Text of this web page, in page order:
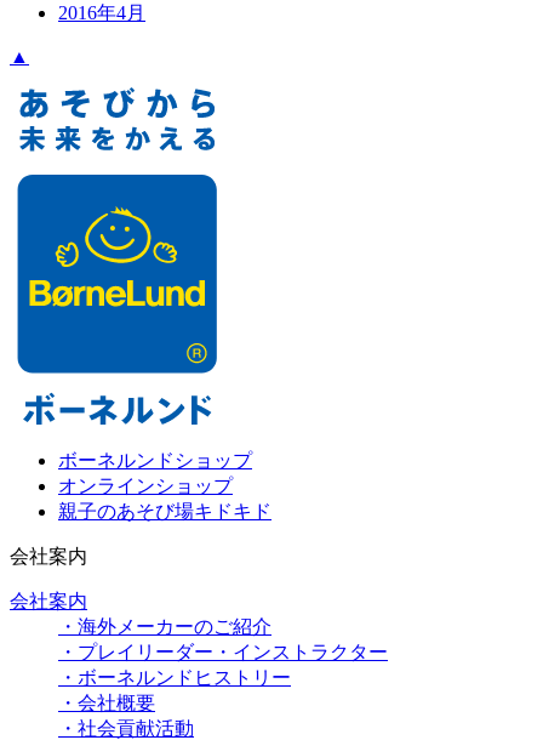
2016年4月
▲
ボーネルンドショップ
オンラインショップ
親子のあそび場キドキド
会社案内
会社案内
・海外メーカーのご紹介
・プレイリーダー・インストラクター
・ボーネルンドヒストリー
・会社概要
・社会貢献活動